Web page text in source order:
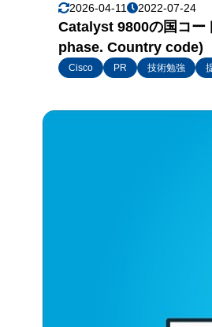
2026-04-11 2022-07-24
Catalyst 9800の国コ
phase. Country code)
Cisco PR 技術勉強